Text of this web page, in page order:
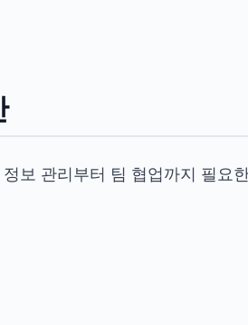
보 관리부터 팀 협업까지 필요